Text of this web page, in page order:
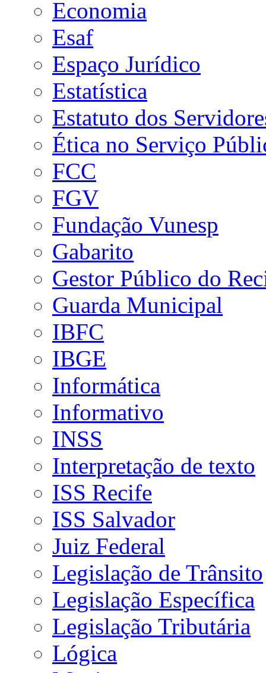
Economia
Esaf
Espaço Jurídico
Estatística
Estatuto dos
Ética no Serviço
FCC
FGV
Fundação Vunesp
Gabarito
Gestor Público do
Guarda Municipal
IBFC
IBGE
Informática
Informativo
INSS
Interpretação de texto
ISS Recife
ISS Salvador
Juiz Federal
Legislação de Trânsito
Legislação Específica
Legislação Tributária
Lógica